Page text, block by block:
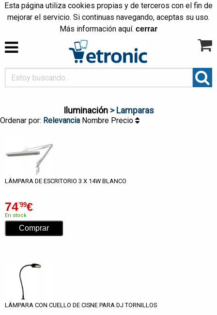
Esta página utiliza cookies propias y de terceros con el fin de
mejorar el servicio. Si continuas navegando, aceptas su uso.
Más información aquí. cerrar
Iluminación> Lamparas
Ordenar por: Relevancia Nombre Precio
LÁMPARA DE ESCRITORIO 3 X 14W BLANCO
74'99€
En stock
LÁMPARA CON CUELLO DE CISNE PARA DJ TORNILLOS